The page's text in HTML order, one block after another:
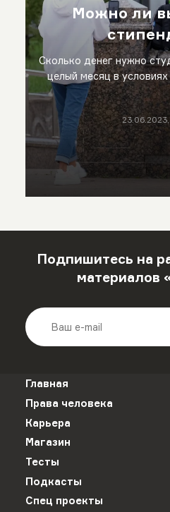
Можно ли
Сколько денег нужно
целый месяц в
Подпишитесь на
материалов
Главная
Права человека
Карьера
Магазин
Тесты
Подкасты
Спец проекты